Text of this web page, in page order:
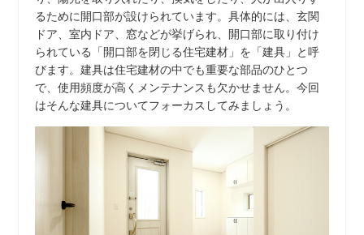
るために開口部が設けられています。具体的には、玄関
ドア、室内ドア、窓などが挙げられ、開口部に取り付け
られている「開口部を閉じる住宅建材」を「建具」と呼
びます。建具は住宅建材の中でも重要な部品のひとつ
で、使用頻度が高くメンテナンスも欠かせません。今回
はそんな建具についてフォーカスしてみましょう。